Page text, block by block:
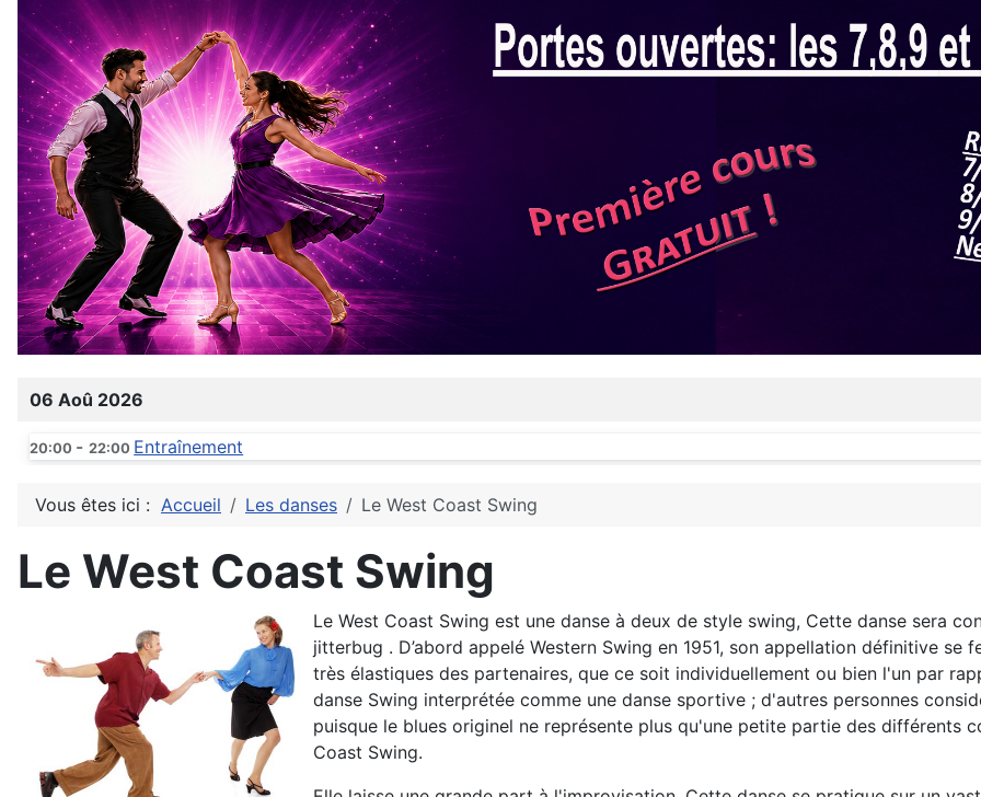
06 Aoû 2026
20:00 - 22:00 Entraînement
Vous êtes ici : Accueil Les danses Le West Coast Swing
Le West Coast Swing
Le West Coast Swing est une danse à deux de style swing, Cette danse sera
jitterbug . D’abord appelé Western Swing en 1951, son appellation définitive se
très élastiques des partenaires, que ce soit individuellement ou bien l'un par
danse Swing interprétée comme une danse sportive ; d'autres personnes
puisque le blues originel ne représente plus qu'une petite partie des différents
Coast Swing.